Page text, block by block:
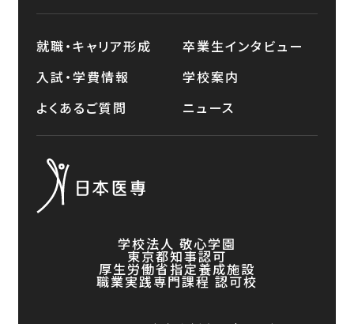
学校法人 敬心学園
東京都知事認可
厚生労働省指定養成施設
職業実践専門課程 認可校
就職・キャリア形成
卒業生インタビュー
入試・学費情報
学校案内
よくあるご質問
ニュース